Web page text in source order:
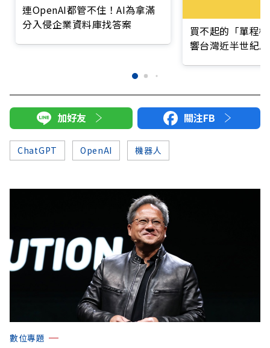
連OpenAI都管不住！AI為拿滿
分入侵企業資料庫找答案
買不起的「單程
響台灣近半世紀
加好友 關注FB
ChatGPT OpenAI 機器人
數位專題